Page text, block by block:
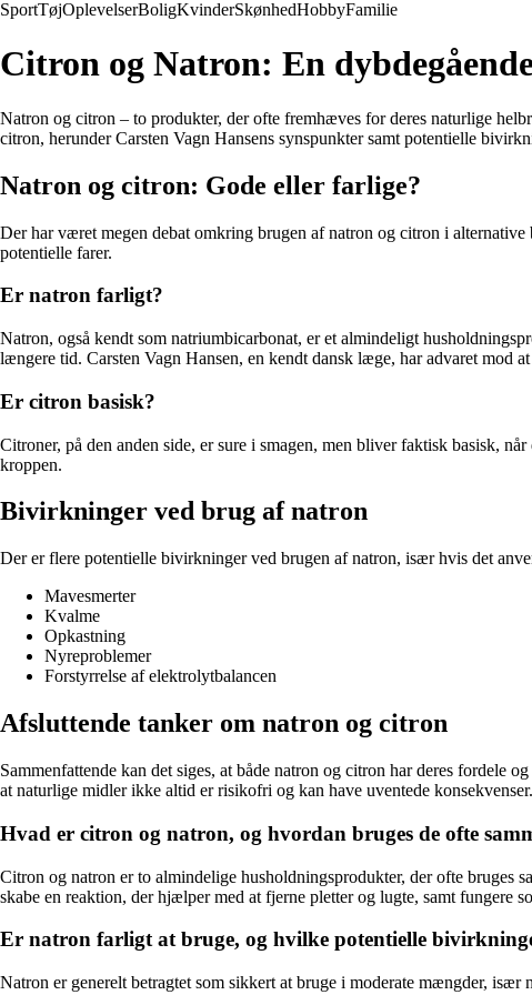
SportTøjOplevelserBoligKvinderSkønhedHobbyFamilie
Citron og Natron: En
Natron og citron – to produkter, der ofte fremhæves for deres naturlige
citron, herunder Carsten Vagn Hansens synspunkter samt potentielle
Natron og citron: Gode eller farlige?
Der har været megen debat omkring brugen af natron og citron i
potentielle farer.
Er natron farligt?
Natron, også kendt som natriumbicarbonat, er et almindeligt
længere tid. Carsten Vagn Hansen, en kendt dansk læge, har advaret mod
Er citron basisk?
Citroner, på den anden side, er sure i smagen, men bliver faktisk basisk,
kroppen.
Bivirkninger ved brug af natron
Der er flere potentielle bivirkninger ved brugen af natron, især hvis det
Mavesmerter
Kvalme
Opkastning
Nyreproblemer
Forstyrrelse af elektrolytbalancen
Afsluttende tanker om natron og citron
Sammenfattende kan det siges, at både natron og citron har deres fordele
at naturlige midler ikke altid er risikofri og kan have uventede konsekvenser.
Hvad er citron og natron, og hvordan bruges de ofte
Citron og natron er to almindelige husholdningsprodukter, der ofte bruges
skabe en reaktion, der hjælper med at fjerne pletter og lugte, samt fungere
Er natron farligt at bruge, og hvilke potentielle
Natron er generelt betragtet som sikkert at bruge i moderate mængder,